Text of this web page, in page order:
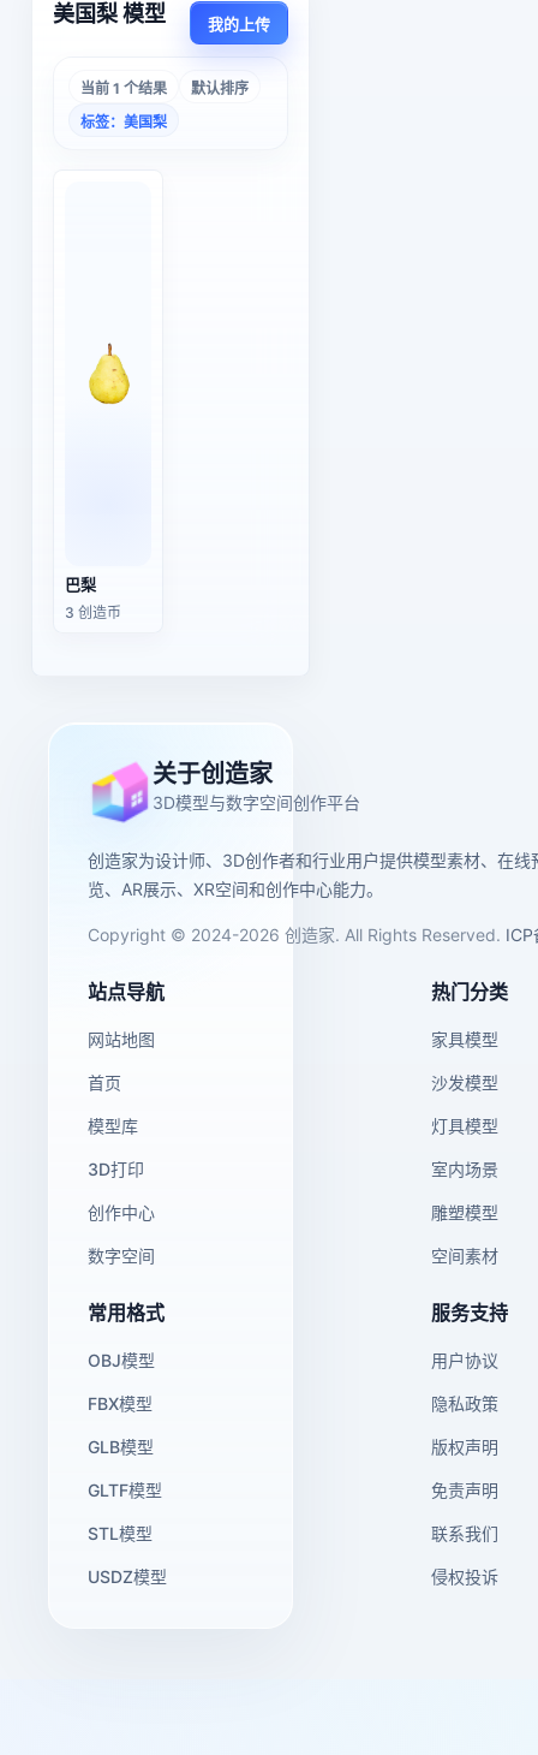
美国梨 模型 我的上传
当前 1 个结果
默认排序
标签：美国梨
巴梨
3 创造币
关于创造家
3D模型与数字空间创作平台
创造家为设计师、3D创作者和行业用户提供模型素材、在线
览、AR展示、XR空间和创作中心能力。
Copyright © 2024-2026 创造家. All Rights Reserved. ICP
站点导航
网站地图
首页
模型库
3D打印
创作中心
数字空间
热门分类
家具模型
沙发模型
灯具模型
室内场景
雕塑模型
空间素材
常用格式
OBJ模型
FBX模型
GLB模型
GLTF模型
STL模型
USDZ模型
服务支持
用户协议
隐私政策
版权声明
免责声明
联系我们
侵权投诉